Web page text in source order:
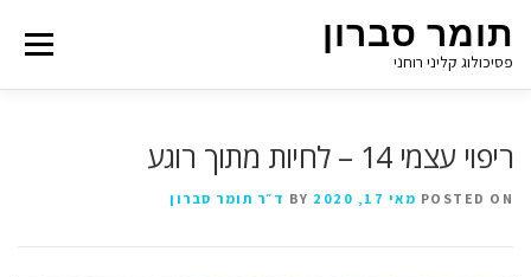
תומר סברון
פסיכולוג קליני רוחני
Menu
ריפוי עצמי 14 – לחיות מתוך רוגע
POSTED ON מאי 17, 2020 ד״ר תומר סברון